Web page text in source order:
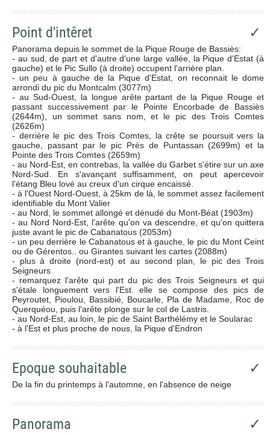
Point d'intêret ✓
Panorama depuis le sommet de la Pique Rouge de Bassiès:
- au sud, de part et d'autre d'une large vallée, la Pique d'Estat (à
gauche) et le Pic Sullo (à droite) occupent l'arrière plan.
- un peu à gauche de la Pique d'Estat, on reconnait le dome
arrondi du pic du Montcalm (3077m)
- au Sud-Ouest, la longue arête partant de la Pique Rouge et
passant successivement par le Pointe Encorbade de Bassiès
(2644m), un sommet sans nom, et le pic des Trois Comtes
(2626m)
- derrière le pic des Trois Comtes, la crête se poursuit vers la
gauche, passant par le pic Près de Puntassan (2699m) et la
Pointe des Trois Comtes (2659m)
- au Nord-Est, en contrebas, la vallée du Garbet s'étire sur un axe
Nord-Sud. En s'avançant suffisamment, on peut apercevoir
l'étang Bleu lové au creux d'un cirque encaissé.
- à l'Ouest Nord-Ouest, à 25km de là, le sommet assez facilement
identifiable du Mont Valier
- au Nord, le sommet allongé et dénudé du Mont-Béat (1903m)
- au Nord Nord-Est, l'arête qu'on va descendre, et qu'on quittera
juste avant le pic de Cabanatous (2053m)
- un peu derrière le Cabanatous et à gauche, le pic du Mont Ceint
ou de Gérentos.. ou Girantes suivant les cartes (2088m)
- plus à droite (nord-est) et au second plan, le pic des Trois
Seigneurs
- remarquez l'arête qui part du pic des Trois Seigneurs et qui
s'étale longuement vers l'Est. elle se compose des pics de
Peyroutet, Pioulou, Bassibié, Boucarle, Pla de Madame, Roc de
Querquéou, puis l'arête plonge sur le col de Lastris.
- au Nord-Est, au loin, le pic de Saint Barthélémy et le Soularac
- à l'Est et plus proche de nous, la Pique d'Endron
Epoque souhaitable ✓
De la fin du printemps à l'automne, en l'absence de neige
Panorama ✓